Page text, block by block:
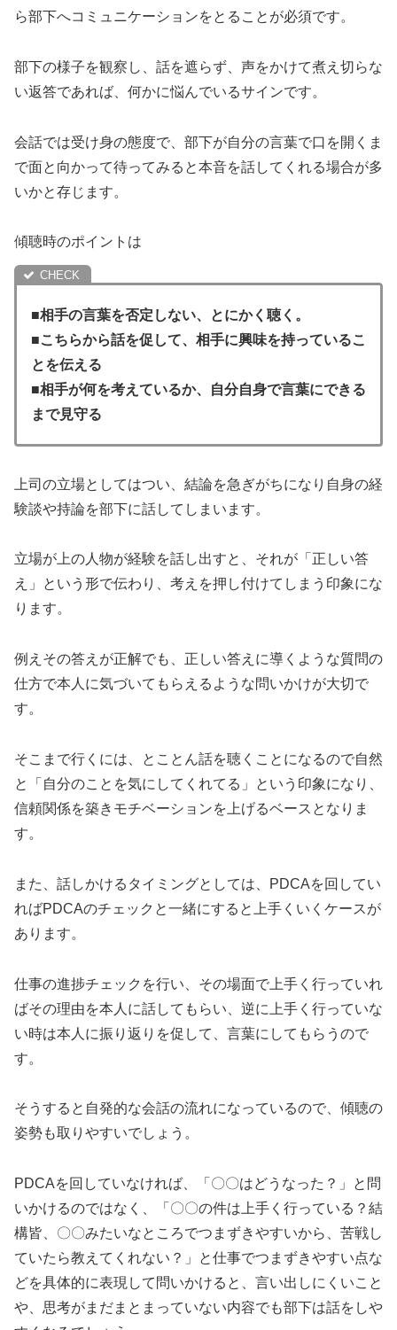
ら部下へコミュニケーションをとることが必須です。
部下の様子を観察し、話を遮らず、声をかけて煮え切らな
い返答であれば、何かに悩んでいるサインです。
会話では受け身の態度で、部下が自分の言葉で口を開くま
で面と向かって待ってみると本音を話してくれる場合が多
いかと存じます。
傾聴時のポイントは
■相手の言葉を否定しない、とにかく聴く。
■こちらから話を促して、相手に興味を持っているこ
とを伝える
■相手が何を考えているか、自分自身で言葉にできる
まで見守る
上司の立場としてはつい、結論を急ぎがちになり自身の経
験談や持論を部下に話してしまいます。
立場が上の人物が経験を話し出すと、それが「正しい答
え」という形で伝わり、考えを押し付けてしまう印象にな
ります。
例えその答えが正解でも、正しい答えに導くような質問の
仕方で本人に気づいてもらえるような問いかけが大切で
す。
そこまで行くには、とことん話を聴くことになるので自然
と「自分のことを気にしてくれてる」という印象になり、
信頼関係を築きモチベーションを上げるベースとなりま
す。
また、話しかけるタイミングとしては、PDCAを回してい
ればPDCAのチェックと一緒にすると上手くいくケースが
あります。
仕事の進捗チェックを行い、その場面で上手く行っていれ
ばその理由を本人に話してもらい、逆に上手く行っていな
い時は本人に振り返りを促して、言葉にしてもらうので
す。
そうすると自発的な会話の流れになっているので、傾聴の
姿勢も取りやすいでしょう。
PDCAを回していなければ、「〇〇はどうなった？」と問
いかけるのではなく、「〇〇の件は上手く行っている？結
構皆、〇〇みたいなところでつまずきやすいから、苦戦し
ていたら教えてくれない？」と仕事でつまずきやすい点な
どを具体的に表現して問いかけると、言い出しにくいこと
や、思考がまだまとまっていない内容でも部下は話をしや